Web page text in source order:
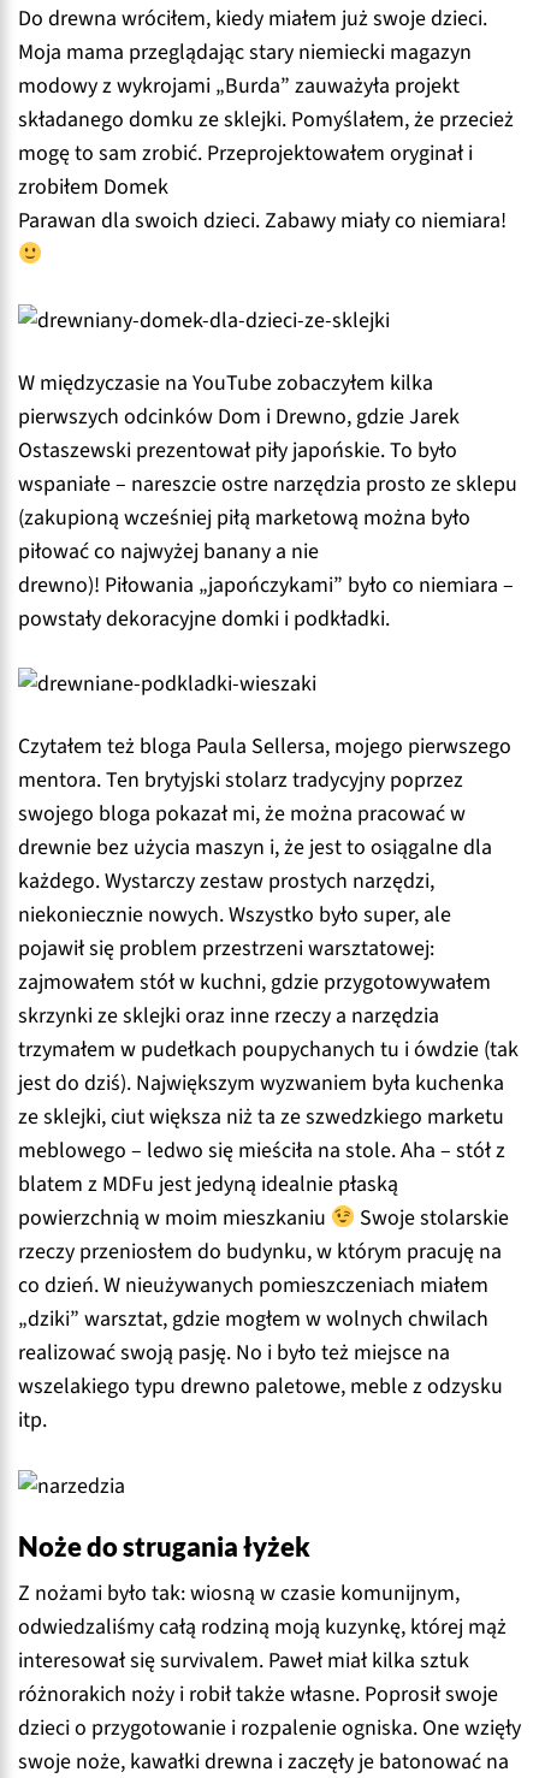
Do drewna wróciłem, kiedy miałem już swoje dzieci.
Moja mama przeglądając stary niemiecki magazyn
modowy z wykrojami „Burda” zauważyła projekt
składanego domku ze sklejki. Pomyślałem, że przecież
mogę to sam zrobić. Przeprojektowałem oryginał i
zrobiłem Domek
Parawan dla swoich dzieci. Zabawy miały co niemiara!
W międzyczasie na YouTube zobaczyłem kilka
pierwszych odcinków Dom i Drewno, gdzie Jarek
Ostaszewski prezentował piły japońskie. To było
wspaniałe – nareszcie ostre narzędzia prosto ze sklepu
(zakupioną wcześniej piłą marketową można było
piłować co najwyżej banany a nie
drewno)! Piłowania „japończykami” było co niemiara –
powstały dekoracyjne domki i podkładki.
Czytałem też bloga Paula Sellersa, mojego pierwszego
mentora. Ten brytyjski stolarz tradycyjny poprzez
swojego bloga pokazał mi, że można pracować w
drewnie bez użycia maszyn i, że jest to osiągalne dla
każdego. Wystarczy zestaw prostych narzędzi,
niekoniecznie nowych. Wszystko było super, ale
pojawił się problem przestrzeni warsztatowej:
zajmowałem stół w kuchni, gdzie przygotowywałem
skrzynki ze sklejki oraz inne rzeczy a narzędzia
trzymałem w pudełkach poupychanych tu i ówdzie (tak
jest do dziś). Największym wyzwaniem była kuchenka
ze sklejki, ciut większa niż ta ze szwedzkiego marketu
meblowego – ledwo się mieściła na stole. Aha – stół z
blatem z MDFu jest jedyną idealnie płaską
powierzchnią w moim mieszkaniu
Swoje stolarskie
rzeczy przeniosłem do budynku, w którym pracuję na
co dzień. W nieużywanych pomieszczeniach miałem
„dziki” warsztat, gdzie mogłem w wolnych chwilach
realizować swoją pasję. No i było też miejsce na
wszelakiego typu drewno paletowe, meble z odzysku
itp.
Noże do strugania łyżek
Z nożami było tak: wiosną w czasie komunijnym,
odwiedzaliśmy całą rodziną moją kuzynkę, której mąż
interesował się survivalem. Paweł miał kilka sztuk
różnorakich noży i robił także własne. Poprosił swoje
dzieci o przygotowanie i rozpalenie ogniska. One wzięły
swoje noże, kawałki drewna i zaczęły je batonować na